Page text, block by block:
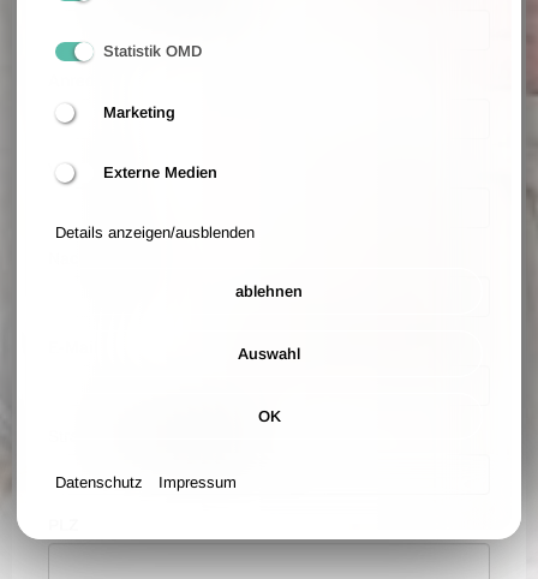
Vorname
Statistik OMD
Marketing
Externe Medien
Details anzeigen/ausblenden
ablehnen
Auswahl
OK
Datenschutz Impressum